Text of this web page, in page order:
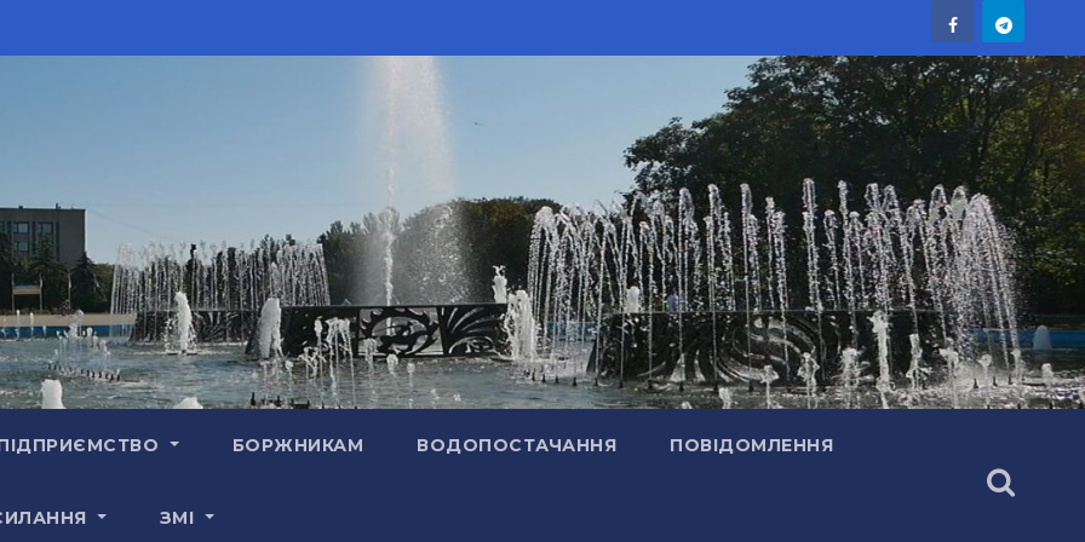
БОРЖНИКАМ ВОДОПОСТАЧАННЯ ПОВІДОМЛЕННЯ
ЗМІ